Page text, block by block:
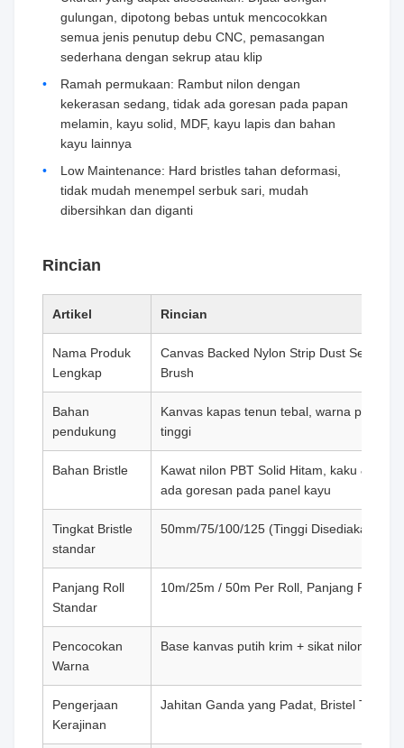
gulungan, dipotong bebas untuk mencocokkan
semua jenis penutup debu CNC, pemasangan
sederhana dengan sekrup atau klip
Ramah permukaan: Rambut nilon dengan
kekerasan sedang, tidak ada goresan pada papan
melamin, kayu solid, MDF, kayu lapis dan bahan
kayu lainnya
Low Maintenance: Hard bristles tahan deformasi,
tidak mudah menempel serbuk sari, mudah
dibersihkan dan diganti
Rincian
Artikel Rincian
Nama Produk
Lengkap
Canvas Backed Nylon Strip Dust Seal
Brush
Bahan
pendukung
Kanvas kapas tenun tebal, warna putih,
tinggi
Bahan Bristle
Kawat nilon PBT Solid Hitam, kaku &
ada goresan pada panel kayu
Tingkat Bristle
standar
50mm/75/100/125 (Tinggi Disediakan)
Panjang Roll
Standar
10m/25m / 50m Per Roll, Panjang
Pencocokan
Warna
Base kanvas putih krim + sikat nilon hitam
Pengerjaan
Kerajinan
Jahitan Ganda yang Padat, Bristel